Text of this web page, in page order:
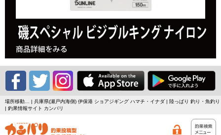
場所移動… | 兵庫県(瀬戸内海側) 伊保港 ショアジギング ハマチ・イナダ | 陸っぱり 釣り・魚釣り
| 釣果情報サイト カンパリ